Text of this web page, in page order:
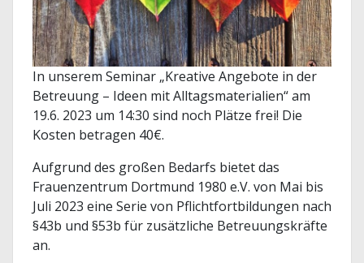
In unserem Seminar „Kreative Angebote in der
Betreuung – Ideen mit Alltagsmaterialien“ am
19.6. 2023 um 14:30 sind noch Plätze frei! Die
Kosten betragen 40€.
Aufgrund des großen Bedarfs bietet das
Frauenzentrum Dortmund 1980 e.V. von Mai bis
Juli 2023 eine Serie von Pflichtfortbildungen nach
§43b und §53b für zusätzliche Betreuungskräfte
an.